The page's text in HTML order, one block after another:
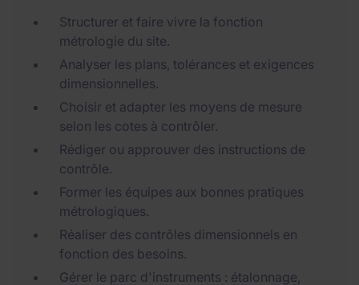
Structurer et faire vivre la fonction
métrologie du site.
Analyser les plans, tolérances et exigences
dimensionnelles.
Choisir et adapter les moyens de mesure
selon les cotes à contrôler.
Rédiger ou approuver des instructions de
contrôle.
Former les équipes aux bonnes pratiques
métrologiques.
Réaliser des contrôles dimensionnels en
fonction des besoins.
Gérer le parc d'instruments : étalonnage,